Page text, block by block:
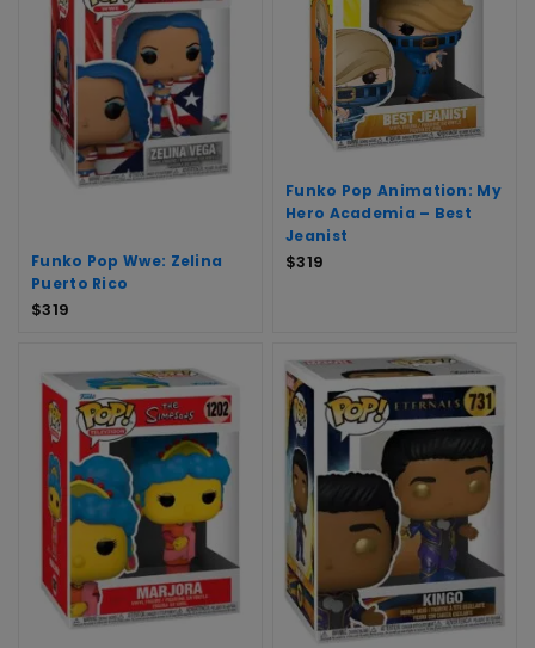
Funko Pop Wwe: Zelina
Puerto Rico
$319
Funko Pop Animation: My
Hero Academia – Best
Jeanist
$319